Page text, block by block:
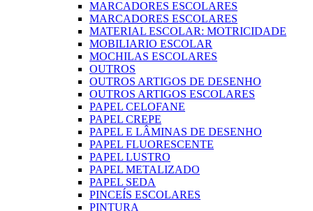
MARCADORES ESCOLARES
MARCADORES ESCOLARES
MATERIAL ESCOLAR: MOTRICIDADE
MOBILIARIO ESCOLAR
MOCHILAS ESCOLARES
OUTROS
OUTROS ARTIGOS DE DESENHO
OUTROS ARTIGOS ESCOLARES
PAPEL CELOFANE
PAPEL CREPE
PAPEL E LÂMINAS DE DESENHO
PAPEL FLUORESCENTE
PAPEL LUSTRO
PAPEL METALIZADO
PAPEL SEDA
PINCEÍS ESCOLARES
PINTURA